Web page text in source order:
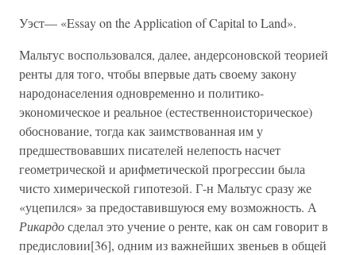
Уэст— «Essay on the Application of Capital to Land».
Мальтус воспользовался, далее, андерсоновской теорией
ренты для того, чтобы впервые дать своему закону
народонаселения одновременно и политико-
экономическое и реальное (естественноисторическое)
обоснование, тогда как заимствованная им у
предшествовавших писателей нелепость насчет
геометрической и арифметической прогрессии была
чисто химерической гипотезой. Г-н Мальтус сразу же
«уцепился» за предоставившуюся ему возможность. А
Рикардосделал это учение о ренте, как он сам говорит в
предисловии[36], одним из важнейших звеньев в общей